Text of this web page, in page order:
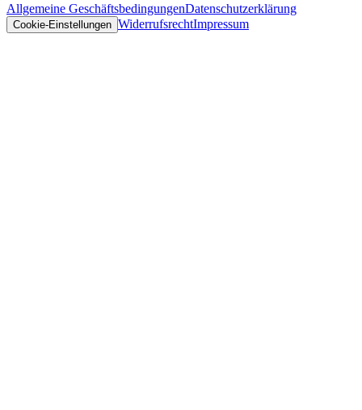
Allgemeine GeschäftsbedingungenDatenschutzerklärung
Cookie-Einstellungen WiderrufsrechtImpressum